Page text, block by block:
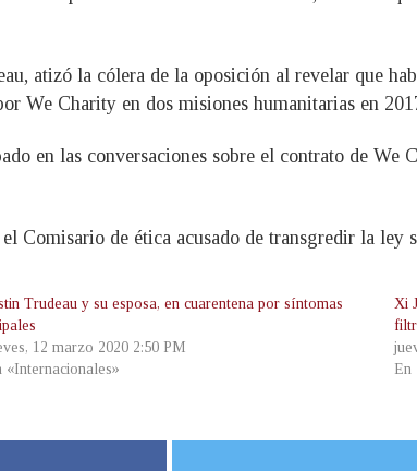
atizó la cólera de la oposición al revelar que
We Charity en dos misiones humanitarias en
en las conversaciones sobre el contrato de We
Comisario de ética acusado de transgredir la ley
Trudeau y su esposa, en cuarentena por síntomas
12 marzo 2020 2:50 PM
«Internacionales»
Xi
En